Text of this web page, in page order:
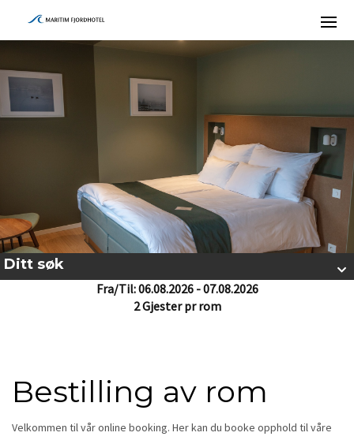
Ditt søk
Fra/Til: 06.08.2026 - 07.08.2026
2 Gjester pr rom
Bestilling av rom
Velkommen til vår online booking. Her kan du booke opphold til våre